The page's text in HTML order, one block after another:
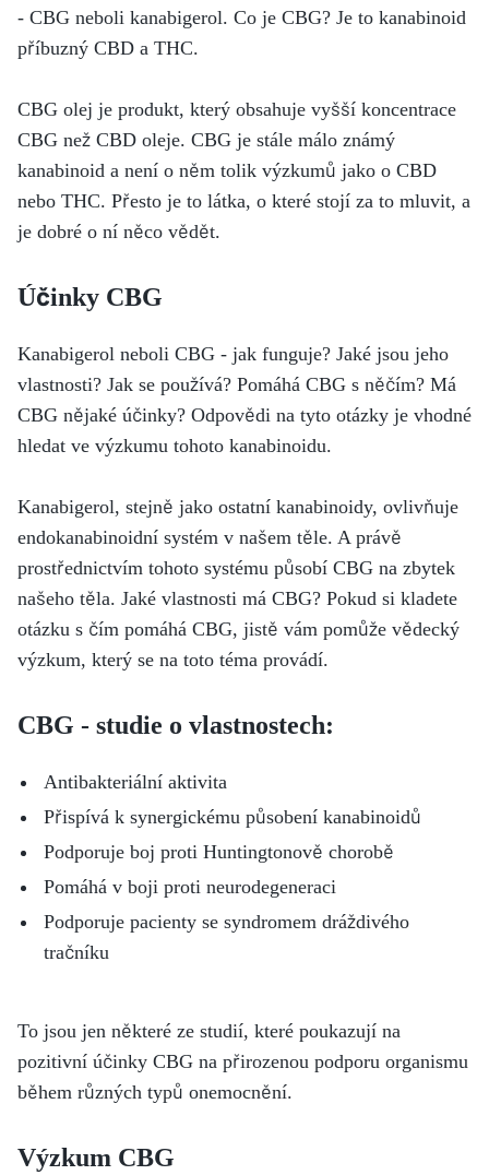
- CBG neboli kanabigerol. Co je CBG? Je to kanabinoid
příbuzný CBD a THC.
CBG olej je produkt, který obsahuje vyšší koncentrace
CBG než CBD oleje. CBG je stále málo známý
kanabinoid a není o něm tolik výzkumů jako o CBD
nebo THC. Přesto je to látka, o které stojí za to mluvit, a
je dobré o ní něco vědět.
Účinky CBG
Kanabigerol neboli CBG - jak funguje? Jaké jsou jeho
vlastnosti? Jak se používá? Pomáhá CBG s něčím? Má
CBG nějaké účinky? Odpovědi na tyto otázky je vhodné
hledat ve výzkumu tohoto kanabinoidu.
Kanabigerol, stejně jako ostatní kanabinoidy, ovlivňuje
endokanabinoidní systém v našem těle. A právě
prostřednictvím tohoto systému působí CBG na zbytek
našeho těla. Jaké vlastnosti má CBG? Pokud si kladete
otázku s čím pomáhá CBG, jistě vám pomůže vědecký
výzkum, který se na toto téma provádí.
CBG - studie o vlastnostech:
Antibakteriální aktivita
Přispívá k synergickému působení kanabinoidů
Podporuje boj proti Huntingtonově chorobě
Pomáhá v boji proti neurodegeneraci
Podporuje pacienty se syndromem dráždivého
tračníku
To jsou jen některé ze studií, které poukazují na
pozitivní účinky CBG na přirozenou podporu organismu
během různých typů onemocnění.
Výzkum CBG